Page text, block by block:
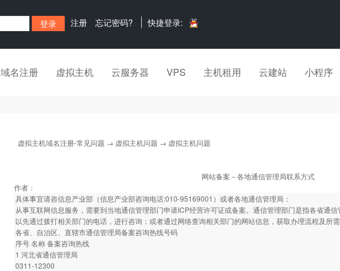
注册 忘记密码? 快捷登录:
域名注册 虚拟主机 云服务器 VPS 主机租用 云建站 小程序
虚拟主机域名注册-常见问题 → 虚拟主机问题 → 虚拟主机问题
网站备案－各地通信管理局联系方式
作者：
具体事宜请咨信息产业部（信息产业部咨询电话:010-95169001）或者各地通信管理局：
从事互联网信息服务，需要到当地通信管理部门申请ICP经营许可证或备案。通信管理部门是指各省通
以先通过拨打相关部门的电话，进行咨询；或者通过网络查询相关部门的网站信息，获取办理流程及所需
各省、自治区、直辖市通信管理局备案咨询热线号码
序号 名称 备案咨询热线
1 河北省通信管理局
0311-12300